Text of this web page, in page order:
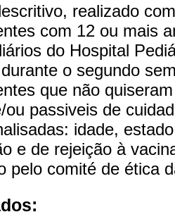
realizado
com 12 ou mais
do Hospital
o segundo
que não
ou passiveis de
idade,
e de rejeição à
pelo comité de ética